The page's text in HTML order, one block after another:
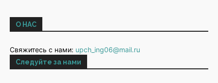
О НАС
Свяжитесь с нами: upch_ing06@mail.ru
Следуйте за нами